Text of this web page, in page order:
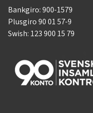
Bankgiro: 900-1579
Plusgiro 90 01 57-9
Swish: 123 900 15 79